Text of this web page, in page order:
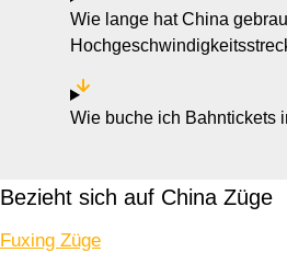
Wie lange hat China
Wie buche ich Bahntickets
Bezieht sich auf China Züge
Fuxing Züge